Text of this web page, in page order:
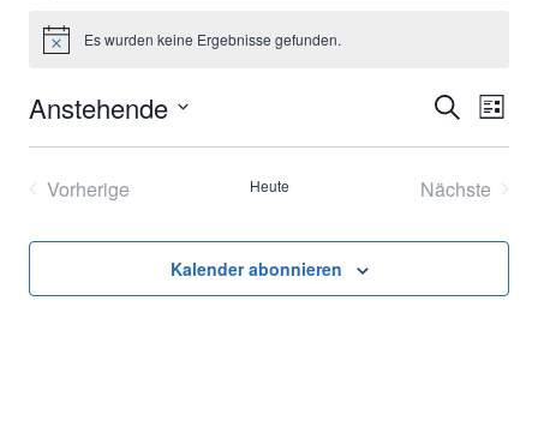
Veranstaltungen
HinweisEs wurden keine Ergebnisse gefunden.
SucheListe
Anstehende
Datum
Vorherige
Heute
Nächste
Kalender abonnieren